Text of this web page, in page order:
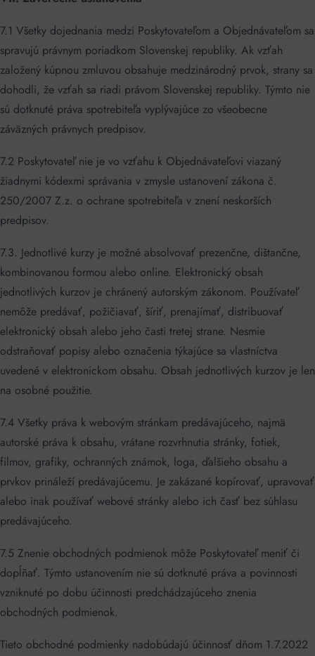
7.1 Všetky dojednania medzi Poskytovateľom a Objednávateľom sa
spravujú právnym poriadkom Slovenskej republiky. Ak vzťah
založený kúpnou zmluvou obsahuje medzinárodný prvok, strany sa
dohodli, že vzťah sa riadi právom Slovenskej republiky. Týmto nie
sú dotknuté práva spotrebiteľa vyplývajúce zo všeobecne
záväzných právnych predpisov.
7.2 Poskytovateľ nie je vo vzťahu k Objednávateľovi viazaný
žiadnymi kódexmi správania v zmysle ustanovení zákona č.
250/2007 Z.z. o ochrane spotrebiteľa v znení neskorších
predpisov.
7.3. Jednotlivé kurzy je možné absolvovať prezenčne, dištančne,
kombinovanou formou alebo online. Elektronický obsah
jednotlivých kurzov je chránený autorským zákonom. Používateľ
nemôže predávať, požičiavať, šíriť, prenajímať, distribuovať
elektronický obsah alebo jeho časti tretej strane. Nesmie
odstraňovať popisy alebo označenia týkajúce sa vlastníctva
uvedené v elektronickom obsahu. Obsah jednotlivých kurzov je len
na osobné použitie.
7.4 Všetky práva k webovým stránkam predávajúceho, najmä
autorské práva k obsahu, vrátane rozvrhnutia stránky, fotiek,
filmov, grafiky, ochranných známok, loga, ďalšieho obsahu a
prvkov prináleží predávajúcemu. Je zakázané kopírovať, upravovať
alebo inak používať webové stránky alebo ich časť bez súhlasu
predávajúceho.
7.5 Znenie obchodných podmienok môže Poskytovateľ meniť či
dopĺňať. Týmto ustanovením nie sú dotknuté práva a povinnosti
vzniknuté po dobu účinnosti predchádzajúceho znenia
obchodných podmienok.
Tieto obchodné podmienky nadobúdajú účinnosť dňom 1.7.2022